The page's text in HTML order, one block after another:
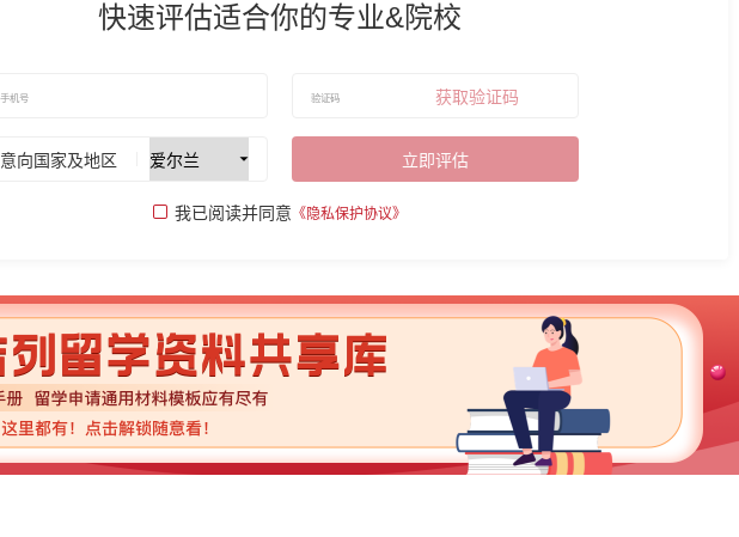
快速评估适合你的专业&院校
获取验证码
意向国家及地区 立即评估
我已阅读并同意 《隐私保护协议》